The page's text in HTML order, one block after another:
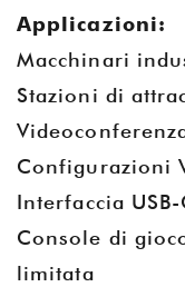
Applicazioni:
Macchinari
Stazioni di
Configurazioni
Interfaccia
Console di
limitata